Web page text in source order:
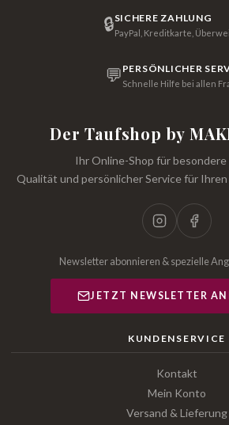
🔒SICHERE ZAHLUNG
PayPal, Kreditkarte,
💬 PERSÖNLICHER
Schnelle Hilfe bei allen
Der Taufshop by
Ihr Online-Shop für
Qualität und persönlicher Service für Ihren
Newsletter abonnieren & spezielle
JETZT NEWSLETTER
KUNDENSERVICE
Kontakt
Mein Konto
Versand & Lieferung